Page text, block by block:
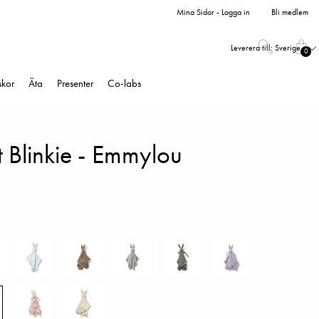
Mina Sidor - Logga in Bli medlem
Leverera till: Sverige 0
Äta Presenter Co-labs
Blinkie - Emmylou